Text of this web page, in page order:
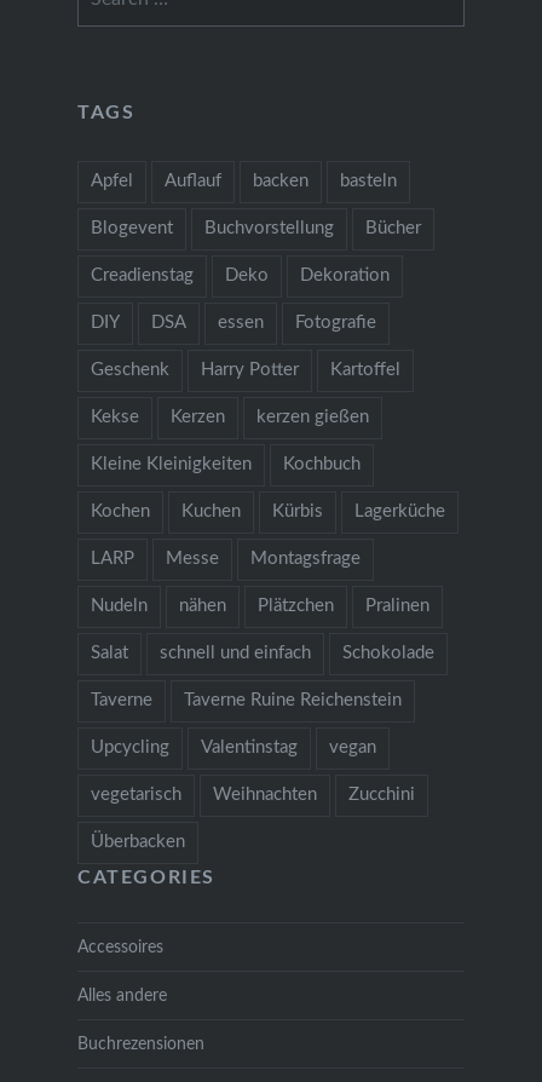
for:
TAGS
Apfel Auflauf backen basteln
Blogevent Buchvorstellung Bücher
Creadienstag Deko Dekoration
DIY DSA essen Fotografie
Geschenk Harry Potter Kartoffel
Kekse Kerzen kerzen gießen
Kleine Kleinigkeiten Kochbuch
Kochen Kuchen Kürbis Lagerküche
LARP Messe Montagsfrage
Nudeln nähen Plätzchen Pralinen
Salat schnell und einfach Schokolade
Taverne Taverne Ruine Reichenstein
Upcycling Valentinstag vegan
vegetarisch Weihnachten Zucchini
Überbacken
CATEGORIES
Accessoires
Alles andere
Buchrezensionen